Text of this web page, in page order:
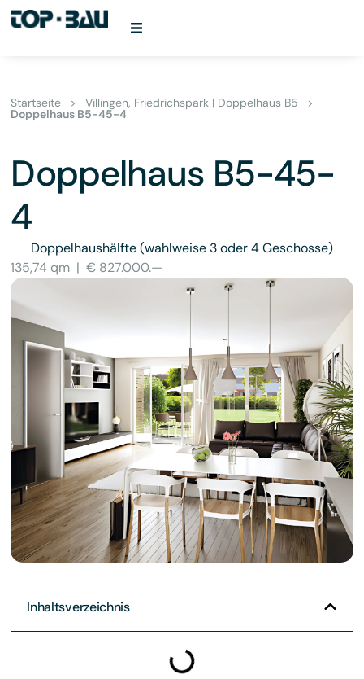
Startseite >Villingen, Friedrichspark | Doppelhaus B5 >
Doppelhaus B5-45-4
Doppelhaus B5-45-
4
Doppelhaushälfte(wahlweise 3 oder 4 Geschosse)
135,74 qm |€ 827.000.—
Inhaltsverzeichnis